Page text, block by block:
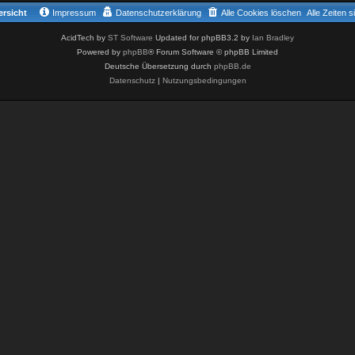
Alle Zeiten
Alle Cookies löschen
Datenschutzerklärung
Impressum
AcidTech by ST Software Updated for phpBB3.2 by Ian Bradley
Powered by phpBB® Forum Software © phpBB Limited
Deutsche Übersetzung durch phpBB.de
Datenschutz| Nutzungsbedingungen